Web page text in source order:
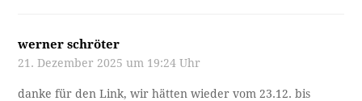
werner schröter
21. Dezember 2025 um 19:24 Uhr
danke für den Link, wir hätten wieder vom 23.12. bis